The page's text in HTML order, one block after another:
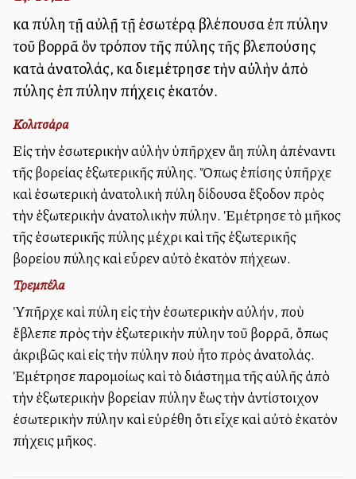
καὶ πύλη τῇ αὐλῇ τῇ ἐσωτέρᾳ βλέπουσα ἐπὶ πύλην
τοῦ βορρᾶ ὃν τρόπον τῆς πύλης τῆς βλεπούσης
κατὰ ἀνατολάς, καὶ διεμέτρησε τὴν αὐλὴν ἀπὸ
πύλης ἐπὶ πύλην πήχεις ἑκατόν.
Κολιτσάρα
Εἰς τὴν ἐσωτερικὴν αὐλὴν ὑπῆρχεν ἄλλη πύλη ἀπέναντι
τῆς βορείας ἐξωτερικῆς πύλης. Ὅπως ἐπίσης ὑπῆρχε
καὶ ἐσωτερικὴ ἀνατολικὴ πύλη δίδουσα ἔξοδον πρὸς
τὴν ἐξωτερικὴν ἀνατολικὴν πύλην. Ἐμέτρησε τὸ μῆκος
τῆς ἐσωτερικῆς πύλης μέχρι καὶ τῆς ἐξωτερικῆς
βορείου πύλης καὶ εὗρεν αὐτὸ ἑκατὸν πήχεων.
Τρεμπέλα
Ὑπῆρχε καὶ πύλη εἰς τὴν ἐσωτερικὴν αὐλήν, ποὺ
ἔβλεπε πρὸς τὴν ἐξωτερικὴν πύλην τοῦ βορρᾶ, ὅπως
ἀκριβῶς καὶ εἰς τὴν πύλην ποὺ ἦτο πρὸς ἀνατολάς.
Ἐμέτρησε παρομοίως καὶ τὸ διάστημα τῆς αὐλῆς ἀπὸ
τὴν ἐξωτερικὴν βορείαν πύλην ἕως τὴν ἀντίστοιχον
ἐσωτερικὴν πύλην καὶ εὑρέθη ὅτι εἶχε καὶ αὐτὸ ἑκατὸν
πήχεις μῆκος.